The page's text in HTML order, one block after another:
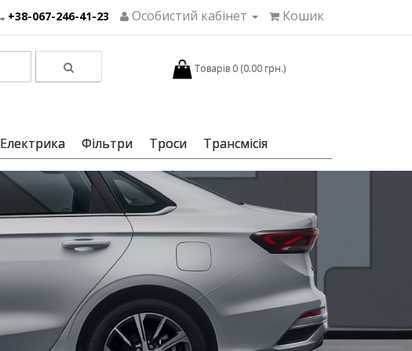
+38-067-246-41-23 Особистий кабінет Кошик
Товарів 0 (0.00 грн.)
Електрика Фільтри Троси Трансмісія